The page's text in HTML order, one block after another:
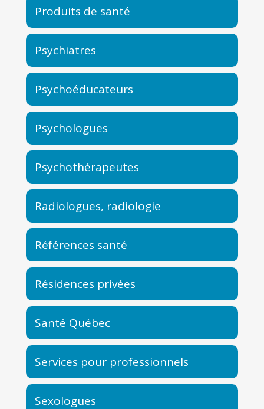
Produits de santé
Psychiatres
Psychoéducateurs
Psychologues
Psychothérapeutes
Radiologues, radiologie
Références santé
Résidences privées
Santé Québec
Services pour professionnels
Sexologues